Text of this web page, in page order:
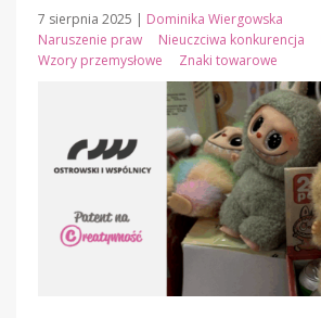
7 sierpnia 2025 | Dominika Wiergowska
Naruszenie praw
Nieuczciwa konkurencja
Wzory przemysłowe
Znaki towarowe